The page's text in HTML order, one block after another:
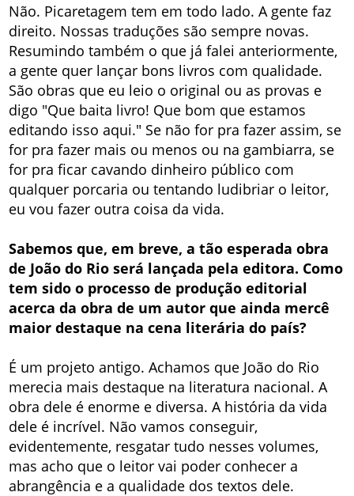
Não. Picaretagem tem em todo lado. A gente faz
direito. Nossas traduções são sempre novas.
Resumindo também o que já falei anteriormente,
a gente quer lançar bons livros com qualidade.
São obras que eu leio o original ou as provas e
digo "Que baita livro! Que bom que estamos
editando isso aqui." Se não for pra fazer assim, se
for pra fazer mais ou menos ou na gambiarra, se
for pra ficar cavando dinheiro público com
qualquer porcaria ou tentando ludibriar o leitor,
eu vou fazer outra coisa da vida.
Sabemos que, em breve, a tão esperada obra
de João do Rio será lançada pela editora. Como
tem sido o processo de produção editorial
acerca da obra de um autor que ainda mercê
maior destaque na cena literária do país?
É um projeto antigo. Achamos que João do Rio
merecia mais destaque na literatura nacional. A
obra dele é enorme e diversa. A história da vida
dele é incrível. Não vamos conseguir,
evidentemente, resgatar tudo nesses volumes,
mas acho que o leitor vai poder conhecer a
abrangência e a qualidade dos textos dele.